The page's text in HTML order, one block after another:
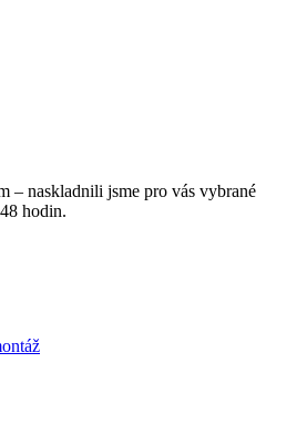
– naskladnili jsme pro vás vybrané
hodin.